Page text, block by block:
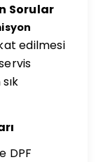
Sorular
edilmesi
DPF